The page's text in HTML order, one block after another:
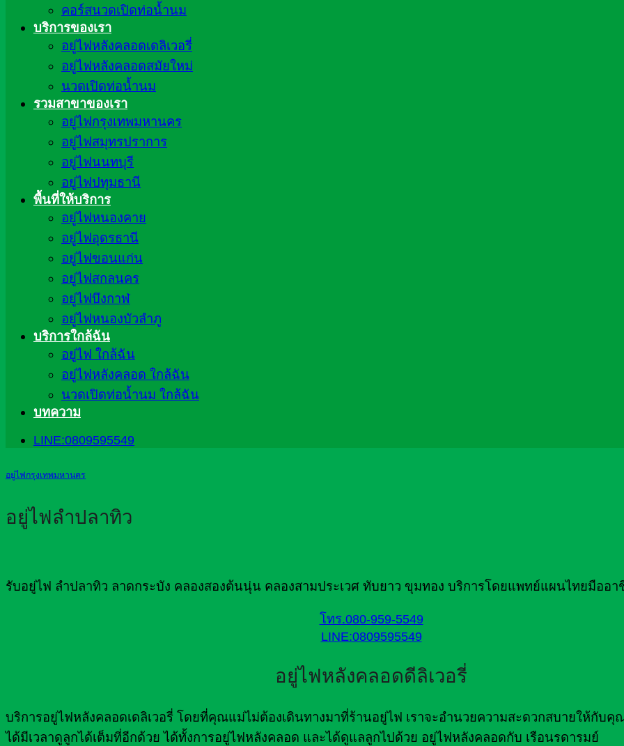
คอร์สนวดเปิดท่อน้ำนม
บริการของเรา
อยู่ไฟหลังคลอดเดลิเวอรี่
อยู่ไฟหลังคลอดสมัยใหม่
นวดเปิดท่อน้ำนม
รวมสาขาของเรา
อยู่ไฟกรุงเทพมหานคร
อยู่ไฟสมุทรปราการ
อยู่ไฟนนทบุรี
อยู่ไฟปทุมธานี
พื้นที่ให้บริการ
อยู่ไฟหนองคาย
อยู่ไฟอุดรธานี
อยู่ไฟขอนแก่น
อยู่ไฟสกลนคร
อยู่ไฟบึงกาฬ
อยู่ไฟหนองบัวลำภู
บริการใกล้ฉัน
อยู่ไฟ ใกล้ฉัน
อยู่ไฟหลังคลอด ใกล้ฉัน
นวดเปิดท่อน้ำนม ใกล้ฉัน
บทความ
LINE:0809595549
อยู่ไฟกรุงเทพมหานคร
อยู่ไฟลำปลาทิว
รับอยู่ไฟ ลำปลาทิว ลาดกระบัง คลองสองต้นนุ่น คลองสามประเวศ ทับยาว ขุมทอง บริการโดยแพทย์แผนไทยมืออา
โทร.080-959-5549
LINE:0809595549
อยู่ไฟหลังคลอดดีลิเวอรี่
บริการอยู่ไฟหลังคลอดเดลิเวอรี่ โดยที่คุณแม่ไม่ต้องเดินทางมาที่ร้านอยู่ไฟ เราจะอำนวยความสะดวกสบายให้กับ
ได้มีเวลาดูลูกได้เต็มที่อีกด้วย ได้ทั้งการอยู่ไฟหลังคลอด และได้ดูแลลูกไปด้วย อยู่ไฟหลังคลอดกับ เรือนรดารมย์